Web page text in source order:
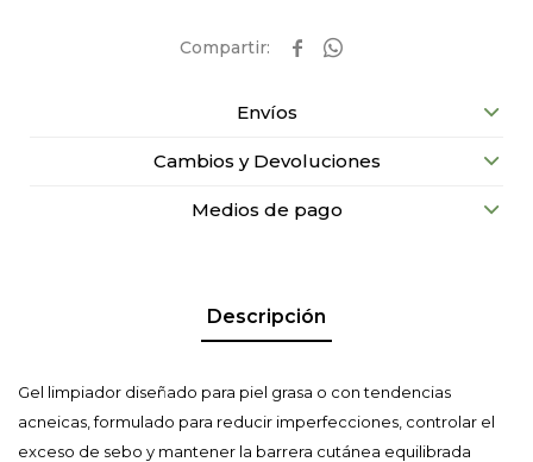
 
Envíos
Cambios y Devoluciones
Medios de pago
Descripción
Gel limpiador diseñado para piel grasa o con tendencias
acneicas, formulado para reducir imperfecciones, controlar el
exceso de sebo y mantener la barrera cutánea equilibrada